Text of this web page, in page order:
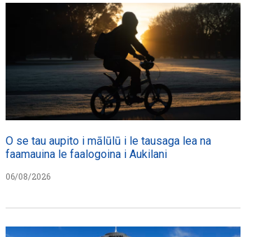
O se tau aupito i mālūlū i le tausaga lea na
faamauina le faalogoina i Aukilani
06/08/2026